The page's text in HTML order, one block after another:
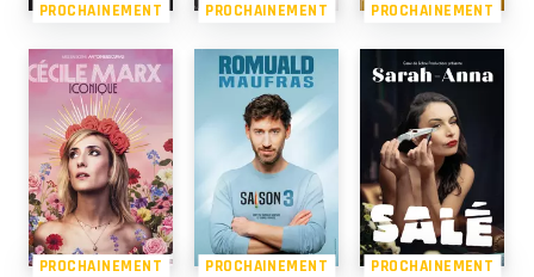
PROCHAINEMENT PROCHAINEMENT PROCHAINEMENT
PROCHAINEMENT PROCHAINEMENT PROCHAINEMENT